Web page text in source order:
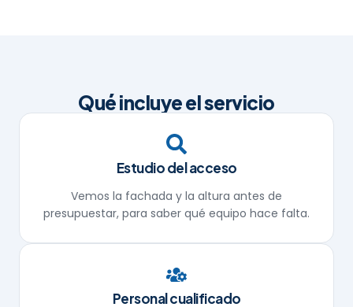
Qué incluye el servicio
Estudio del acceso
Vemos la fachada y la altura antes de
presupuestar, para saber qué equipo hace falta.
Personal cualificado